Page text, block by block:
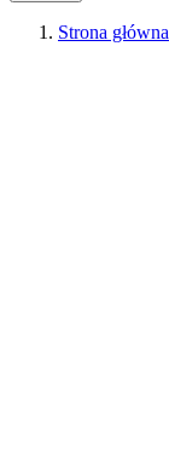
Strona główna